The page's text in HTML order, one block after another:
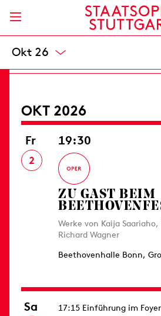
Sep 26
Opernhaus, Foyer I. Rang
OKT 2026
Fr
2
19:30
ZU GAST BEIM
Werke von Kaija
Richard Wagner
Beethovenhalle Bonn,
Sa 17:15 Einführung im